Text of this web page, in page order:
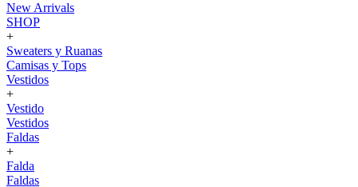
New Arrivals
SHOP
+
Sweaters y Ruanas
Camisas y Tops
Vestidos
+
Vestido
Vestidos
Faldas
+
Falda
Faldas